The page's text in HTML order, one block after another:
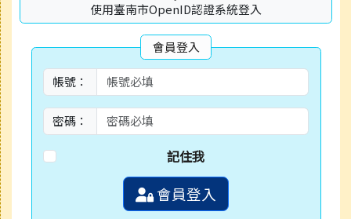
使用臺南市OpenID認證系統登入
會員登入
帳號：
密碼：
記住我
會員登入